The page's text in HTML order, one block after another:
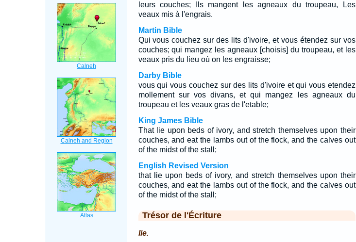
leurs couches; Ils mangent les agneaux du troupeau, Les
veaux mis à l'engrais.
Martin Bible
Qui vous couchez sur des lits d'ivoire, et vous étendez sur vos
couches; qui mangez les agneaux [choisis] du troupeau, et les
veaux pris du lieu où on les engraisse;
Darby Bible
vous qui vous couchez sur des lits d'ivoire et qui vous etendez
mollement sur vos divans, et qui mangez les agneaux du
troupeau et les veaux gras de l'etable;
King James Bible
That lie upon beds of ivory, and stretch themselves upon their
couches, and eat the lambs out of the flock, and the calves out
of the midst of the stall;
English Revised Version
that lie upon beds of ivory, and stretch themselves upon their
couches, and eat the lambs out of the flock, and the calves out
of the midst of the stall;
Trésor de l'Écriture
lie.